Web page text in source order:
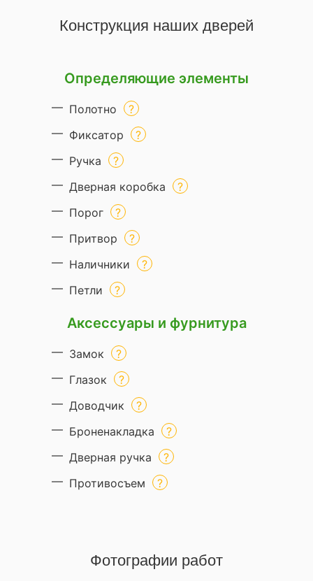
Конструкция наших дверей
Определяющие элементы
Полотно
Фиксатор
Ручка
Дверная коробка
Порог
Притвор
Наличники
Петли
Аксессуары и фурнитура
Замок
Глазок
Доводчик
Броненакладка
Дверная ручка
Противосъем
Фотографии работ